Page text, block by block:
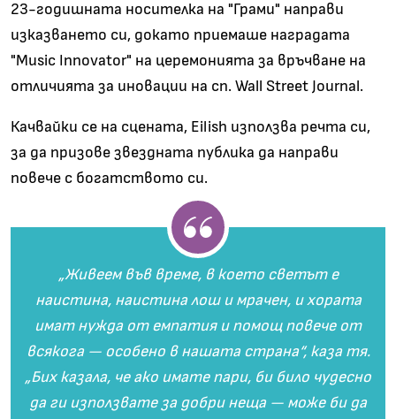
23-годишната носителка на "Грами" направи
изказването си, докато приемаше наградата
"Music Innovator" на церемонията за връчване на
отличията за иновации на сп. Wall Street Journal.
Качвайки се на сцената, Eilish използва речта си,
за да призове звездната публика да направи
повече с богатството си.
„Живеем във време, в което светът е
наистина, наистина лош и мрачен, и хората
имат нужда от емпатия и помощ повече от
всякога — особено в нашата страна“, каза тя.
„Бих казала, че ако имате пари, би било чудесно
да ги използвате за добри неща — може би да